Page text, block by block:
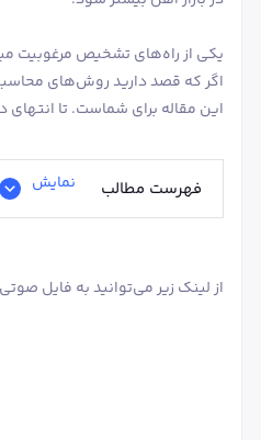
یکی از راه‌های تشخیص مرغوبیت
اگر که قصد دارید روش‌های محاسبه
این مقاله برای شماست. تا انتهای
فهرست مطالب نمایش
از لینک زیر می‌توانید به فایل